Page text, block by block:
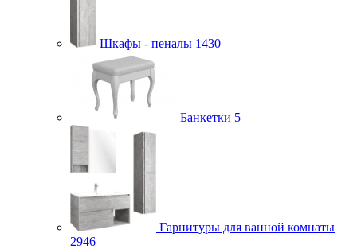
Шкафы - пеналы 1430
Банкетки 5
Гарнитуры для ванной комнаты
2946